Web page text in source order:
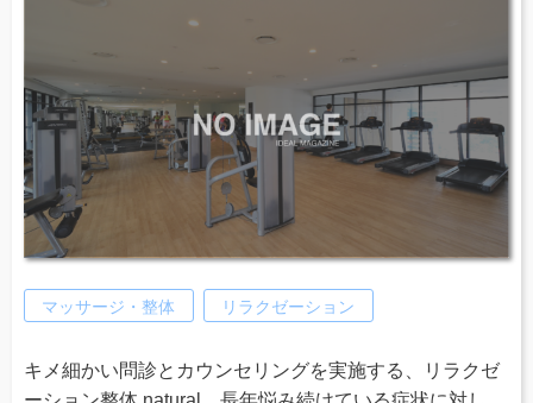
マッサージ・整体 リラクゼーション
キメ細かい問診とカウンセリングを実施する、リラクゼ